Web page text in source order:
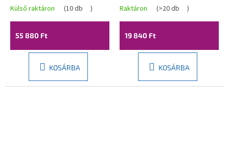
tükrös sarokszekrény
35x78x35cm, fehér,
50352
Külső raktáron (10 db )
55 880 Ft
KOSÁRBA
cm, fehér, DD4022
Raktáron (>20 db )
19 840 Ft
KOSÁRBA